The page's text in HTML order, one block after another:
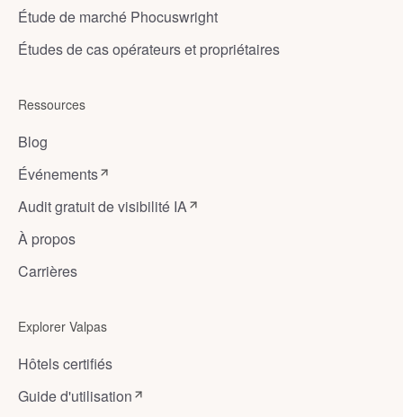
Étude de marché Phocuswright
Études de cas opérateurs et propriétaires
Ressources
Blog
Événements
Audit gratuit de visibilité IA
À propos
Carrières
Explorer Valpas
Hôtels certifiés
Guide d'utilisation